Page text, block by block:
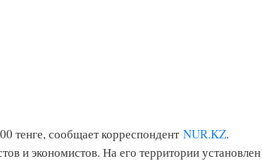
тенге, сообщает корреспондент NUR.KZ.
и экономистов. На его территории установлен